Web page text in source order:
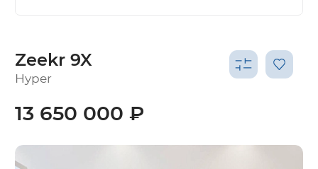
Zeekr 9X
Hyper
13 650 000 ₽